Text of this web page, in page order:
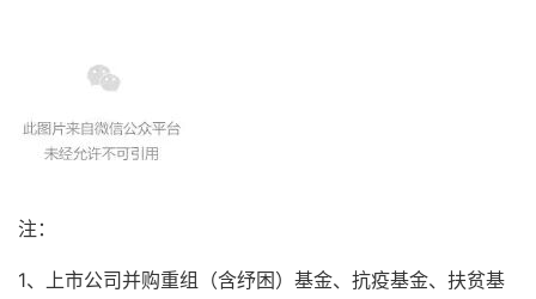
注：
1、上市公司并购重组（含纾困）基金、抗疫基金、扶贫基